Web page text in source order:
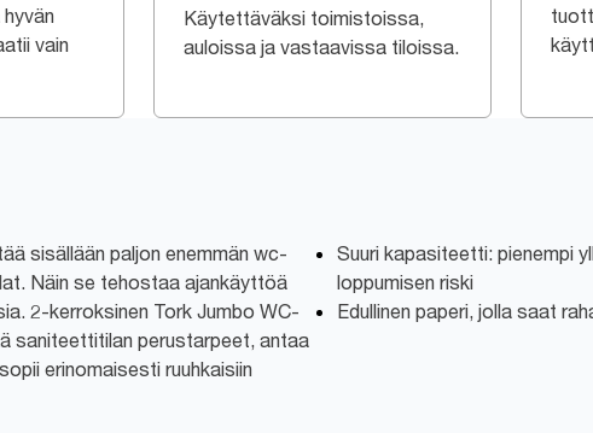
vain
Käytettäväksi toimistoissa,
auloissa ja vastaavissa tiloissa.
sisällään paljon enemmän wc-
Näin se tehostaa ajankäyttöä
2-kerroksinen Tork Jumbo WC-
saniteettitilan perustarpeet, antaa
erinomaisesti ruuhkaisiin
Suuri kapasiteetti: pienempi
loppumisen riski
Edullinen paperi, jolla saat